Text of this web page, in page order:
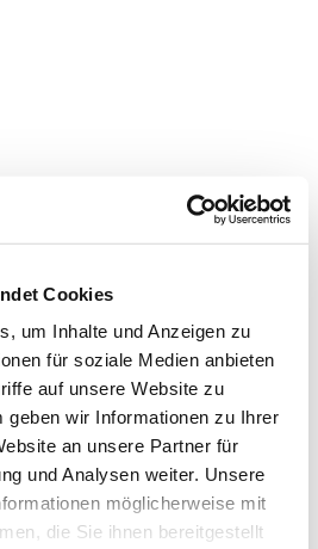
Cookies
um Inhalte und Anzeigen zu
für soziale Medien anbieten
auf unsere Website zu
geben wir Informationen zu Ihrer
an unsere Partner für
und Analysen weiter. Unsere
möglicherweise mit
die Sie ihnen bereitgestellt